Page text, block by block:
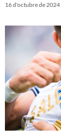
16 d'octubre de 2024